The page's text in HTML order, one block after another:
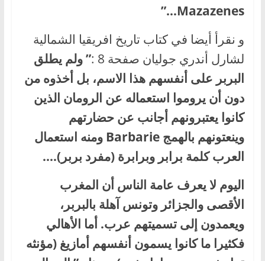
Mazazenes…”
و نقرأ أيضا في كتاب تاريخ افريقيا الشمالية
لشارل أندري جوليان صفحة 8 :
” ولم يطلق
البربر على أنفسهم هذا الاسم، بل أخذوه من
دون أن يروموا استعماله عن الرومان الذين
كانوا يعتبرونهم أجانب عن حضارتهم
وينعتونهم بالهمج Barbarie ومنه استعمال
العرب كلمة برابر وبرابرة (مفرد بربر)….
اليوم لا يعرف عامة الناس أن المغرب
الأقصى والجزائر وتونس آهلة بالبربر،
ويعمدون إلى تسميتهم عرب. أما الأهالي
فكثيرا ما كانوا يسمون أنفسهم أمازيغ (مؤنثه